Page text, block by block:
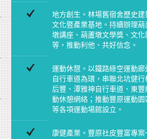
地方創生。林場舊宿舍歷史
文化暨產業基地。持續辦理
墩講座、葫蘆墩文學獎、文
等，推動利他、共好信念。
運動休憇。以鐵路綠空運動
自行車道為環，串聯北坑健行
后豐、潭雅神自行車道、東
動休憩網絡；推動豐原運動
等各項運動場館設立。
康健產業。豐原社皮豐富專